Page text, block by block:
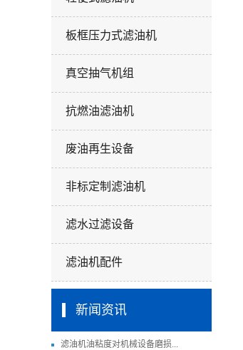
板框压力式滤油机
真空抽气机组
抗燃油滤油机
废油再生设备
非标定制滤油机
滤水过滤设备
滤油机配件
新闻资讯
滤油机油粘度对机械设备磨损...